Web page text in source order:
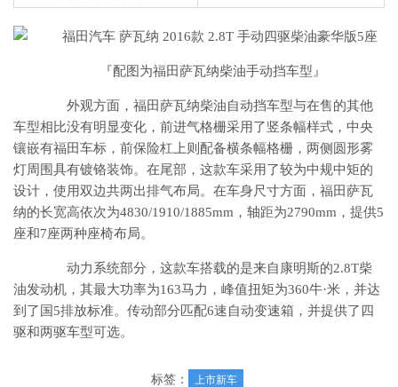
『配图为福田萨瓦纳柴油手动挡车型』
外观方面，福田萨瓦纳柴油自动挡车型与在售的其他
车型相比没有明显变化，前进气格栅采用了竖条幅样式，中央
镶嵌有福田车标，前保险杠上则配备横条幅格栅，两侧圆形雾
灯周围具有镀铬装饰。在尾部，这款车采用了较为中规中矩的
设计，使用双边共两出排气布局。在车身尺寸方面，福田萨瓦
纳的长宽高依次为4830/1910/1885mm，轴距为2790mm，提供5
座和7座两种座椅布局。
动力系统部分，这款车搭载的是来自康明斯的2.8T柴
油发动机，其最大功率为163马力，峰值扭矩为360牛·米，并达
到了国5排放标准。传动部分匹配6速自动变速箱，并提供了四
驱和两驱车型可选。
标签： 上市新车